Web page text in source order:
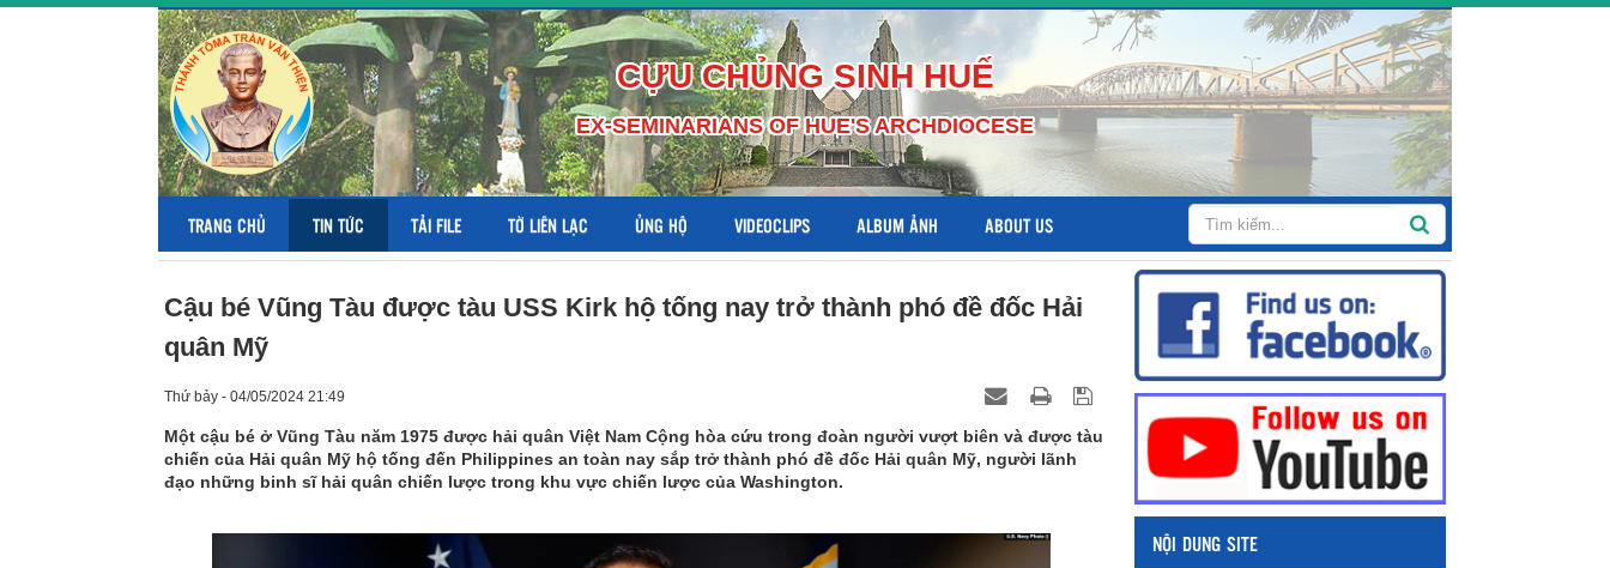
CỰU CHỦNG SINH HUẾ
EX-SEMINARIANS OF HUE'S ARCHDIOCESE
TRANG CHỦ TIN TỨC TẢI FILE TỜ LIÊN LẠC ỦNG HỘ VIDEOCLIPS ALBUM ẢNH ABOUT US
Cậu bé Vũng Tàu được tàu USS Kirk hộ tống nay trở thành phó đề đốc Hải
quân Mỹ
Thứ bảy - 04/05/2024 21:49
Một cậu bé ở Vũng Tàu năm 1975 được hải quân Việt Nam Cộng hòa cứu trong đoàn người vượt biên và được tàu
chiến của Hải quân Mỹ hộ tống đến Philippines an toàn nay sắp trở thành phó đề đốc Hải quân Mỹ, người lãnh
đạo những binh sĩ hải quân chiến lược trong khu vực chiến lược của Washington.
NỘI DUNG SITE